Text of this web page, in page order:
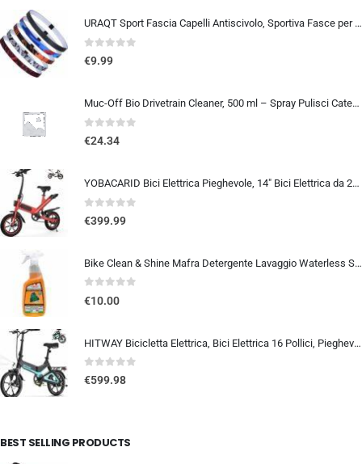
URAQT Sport Fascia Capelli Antiscivolo, Sportiva Fasce per Capelli Sottile Elastico Turbante Fasciaa, Sport Fasce Sottile Uni
0out of 5
€9.99
Muc-Off Bio Drivetrain Cleaner, 500 ml – Spray Pulisci Catena Bici e Sgrassatore Catena Bici – Efficace e Biodegradabile – Pe
0out of 5
€24.34
YOBACARID Bici Elettrica Pieghevole, 14″ Bici Elettrica da 250W Motore 36V 10.4AH Batteria, Autonomia di 45 KM Bici Pieghe…
0out of 5
€399.99
Bike Clean & Shine Mafra Detergente Lavaggio Waterless Senza Acqua per Moto, Scooter, Bici e Monopattini, Lavaggio a Secco, P
0out of 5
€10.00
HITWAY Bicicletta Elettrica, Bici Elettrica 16 Pollici, Pieghevole E BIKE Batteria 36V/7,8Ah, Motore 250W, Massima 25km/h,…
0out of 5
€599.98
BEST SELLING PRODUCTS